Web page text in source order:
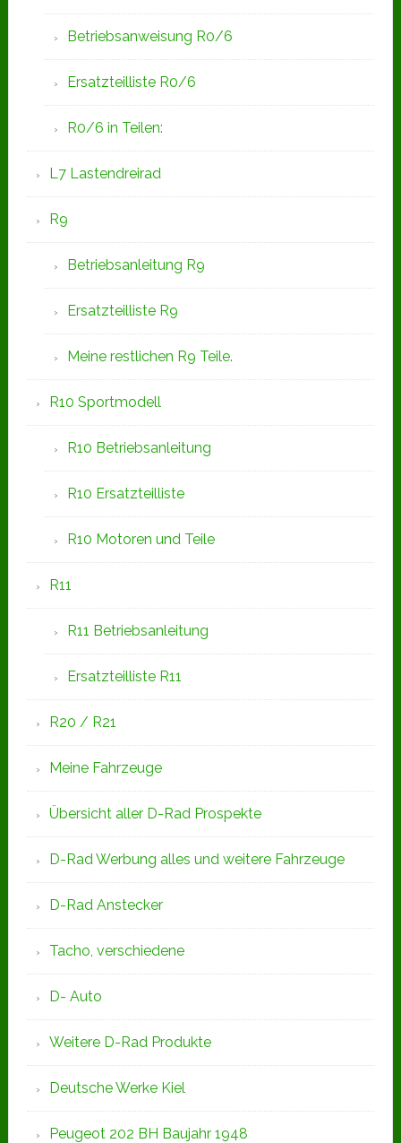
Betriebsanweisung R0/6
Ersatzteilliste R0/6
R0/6 in Teilen:
L7 Lastendreirad
R9
Betriebsanleitung R9
Ersatzteilliste R9
Meine restlichen R9 Teile.
R10 Sportmodell
R10 Betriebsanleitung
R10 Ersatzteilliste
R10 Motoren und Teile
R11
R11 Betriebsanleitung
Ersatzteilliste R11
R20 / R21
Meine Fahrzeuge
Übersicht aller D-Rad Prospekte
D-Rad Werbung alles und weitere Fahrzeuge
D-Rad Anstecker
Tacho, verschiedene
D- Auto
Weitere D-Rad Produkte
Deutsche Werke Kiel
Peugeot 202 BH Baujahr 1948